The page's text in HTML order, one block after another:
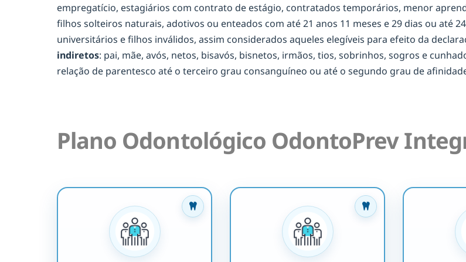
empregatício, estagiários com contrato de estágio, contratados temporários, menor
filhos solteiros naturais, adotivos ou enteados com até 21 anos 11 meses e 29 dias ou até
universitários e filhos inválidos, assim considerados aqueles elegíveis para efeito da
indiretos: pai, mãe, avós, netos, bisavós, bisnetos, irmãos, tios, sobrinhos, sogros e
relação de parentesco até o terceiro grau consanguíneo ou até o segundo grau de
Plano Odontológico OdontoPrev